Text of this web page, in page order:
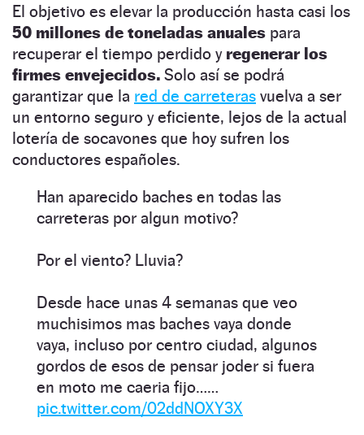
El objetivo es elevar la producción hasta casi los
50 millones de toneladas anuales para
recuperar el tiempo perdido y regenerar los
firmes envejecidos. Solo así se podrá
garantizar que la red de carreteras vuelva a ser
un entorno seguro y eficiente, lejos de la actual
lotería de socavones que hoy sufren los
conductores españoles.
Han aparecido baches en todas las
carreteras por algun motivo?
Por el viento? Lluvia?
Desde hace unas 4 semanas que veo
muchisimos mas baches vaya donde
vaya, incluso por centro ciudad, algunos
gordos de esos de pensar joder si fuera
en moto me caeria fijo……
pic.twitter.com/02ddNOXY3X